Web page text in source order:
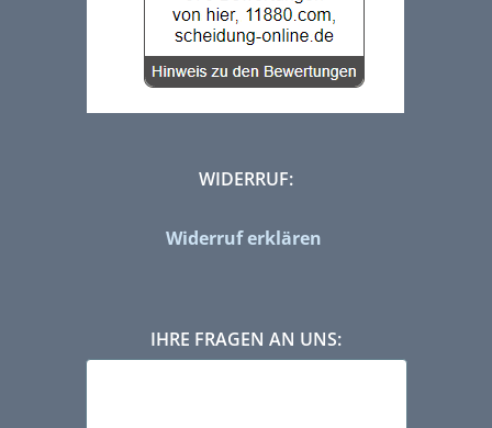
WIDERRUF:
Widerruf erklären
IHRE FRAGEN AN UNS: